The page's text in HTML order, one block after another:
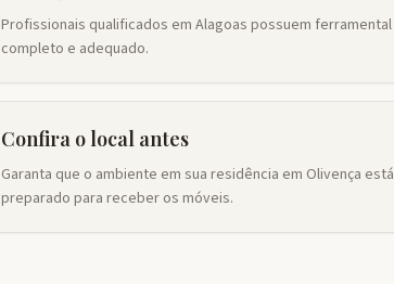
Profissionais qualificados em Alagoas possuem ferramental
completo e adequado.
Confira o local antes
Garanta que o ambiente em sua residência em Olivença está
preparado para receber os móveis.